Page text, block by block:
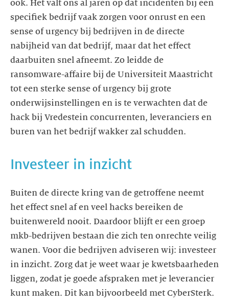
ook. Het valt ons al jaren op dat incidenten bij een
specifiek bedrijf vaak zorgen voor onrust en een
sense of urgency bij bedrijven in de directe
nabijheid van dat bedrijf, maar dat het effect
daarbuiten snel afneemt. Zo leidde de
ransomware-affaire bij de Universiteit Maastricht
tot een sterke sense of urgency bij grote
onderwijsinstellingen en is te verwachten dat de
hack bij Vredestein concurrenten, leveranciers en
Buiten de directe kring van de getroffene neemt
het effect snel af en veel hacks bereiken de
buitenwereld nooit. Daardoor blijft er een groep
mkb-bedrijven bestaan die zich ten onrechte veilig
wanen. Voor die bedrijven adviseren wij: investeer
in inzicht. Zorg dat je weet waar je kwetsbaarheden
liggen, zodat je goede afspraken met je leverancier
kunt maken. Dit kan bijvoorbeeld met CyberSterk.